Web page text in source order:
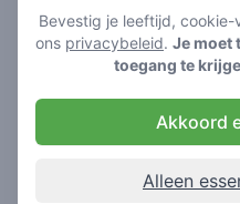
🍃
🌱
Reviews
Bevestig je leeftijd,
ons privacybeleid. Je moet
toegang te
Akkoord
Alleen